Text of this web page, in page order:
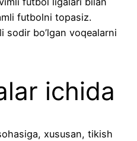
futbolni topasiz.
sodir bo’lgan voqealarni
ichida
xususan, tikish